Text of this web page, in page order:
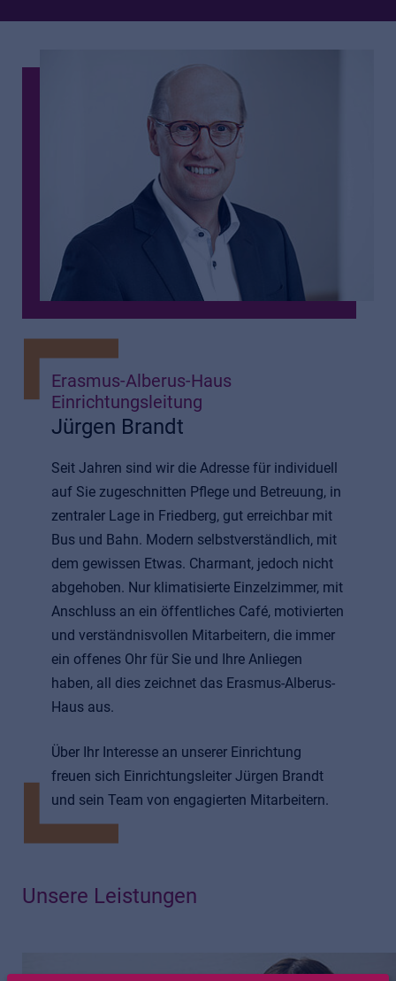
Erasmus-Alberus-Haus
Einrichtungsleitung
Jürgen Brandt
Seit Jahren sind wir die Adresse für individuell
auf Sie zugeschnitten Pflege und Betreuung, in
zentraler Lage in Friedberg, gut erreichbar mit
Bus und Bahn. Modern selbstverständlich, mit
dem gewissen Etwas. Charmant, jedoch nicht
abgehoben. Nur klimatisierte Einzelzimmer, mit
Anschluss an ein öffentliches Café, motivierten
und verständnisvollen Mitarbeitern, die immer
ein offenes Ohr für Sie und Ihre Anliegen
haben, all dies zeichnet das Erasmus-Alberus-
Haus aus.
Über Ihr Interesse an unserer Einrichtung
freuen sich Einrichtungsleiter Jürgen Brandt
und sein Team von engagierten Mitarbeitern.
Unsere Leistungen